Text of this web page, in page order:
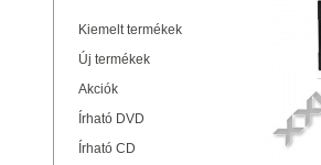
Kiemelt termékek
Új termékek
Akciók
Írható DVD
Írható CD